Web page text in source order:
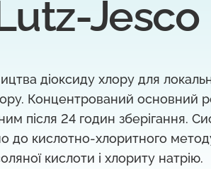
Jesco
діоксиду хлору для
Концентрований основний
після 24 годин зберігання.
до кислотно-хлоритного
кислоти і хлориту натрію.